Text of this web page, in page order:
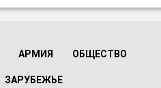
АРМИЯ ОБЩЕСТВО
ЗАРУБЕЖЬЕ